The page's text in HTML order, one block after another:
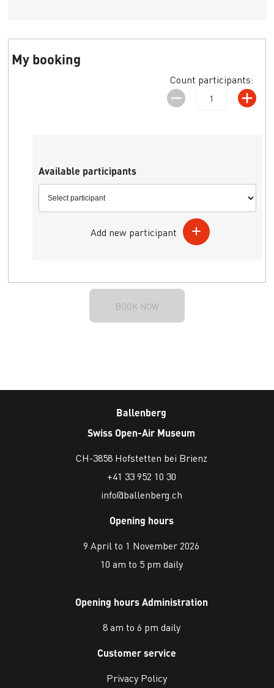
My booking
Count participants:
Available participants
Add new participant
BOOK NOW
Ballenberg
Swiss Open-Air Museum
CH-3858 Hofstetten bei Brienz
+41 33 952 10 30
info@ballenberg.ch
Opening hours
9 April to 1 November 2026
10 am to 5 pm daily
Opening hours Administration
8 am to 6 pm daily
Customer service
Privacy Policy